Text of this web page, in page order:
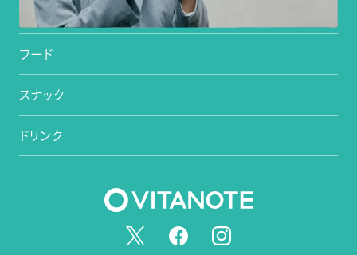
レーダーチャートで、ひと目で栄養状態を確認でき
栄養素ごとの過不足が、mg,μg単位でわかる
毎日使うプロテインを、あなた専用に。
2種類の栄養検査の結果をもとに、一人ひとり栄
養素を配合してお届けします。
一人ひとり、mg単位で
栄養素を配合
サプリメント
フード
スナック
ドリンク